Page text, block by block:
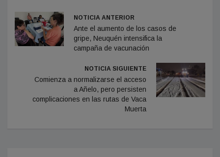
NOTICIA ANTERIOR
Ante el aumento de los casos de
gripe, Neuquén intensifica la
campaña de vacunación
NOTICIA SIGUIENTE
Comienza a normalizarse el acceso
a Añelo, pero persisten
complicaciones en las rutas de Vaca
Muerta